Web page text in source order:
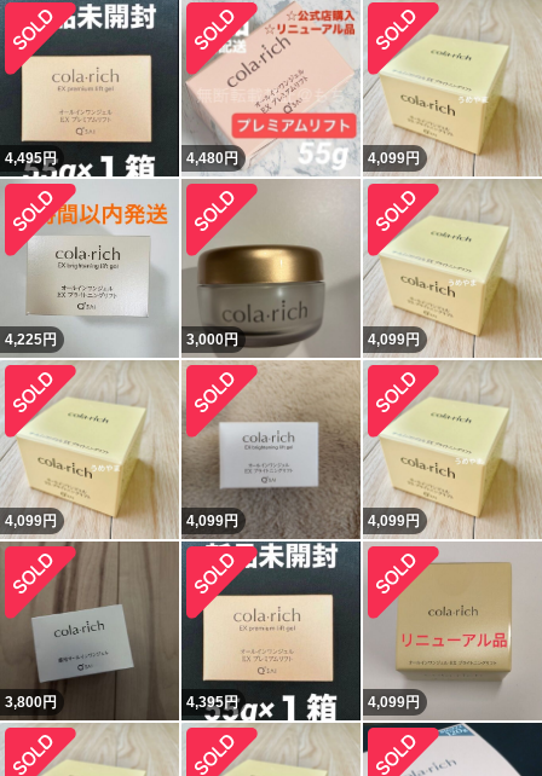
4,495円 4,480円 4,099円
4,225円 3,000円 4,099円
4,099円 4,099円 4,099円
3,800円 4,395円 4,099円